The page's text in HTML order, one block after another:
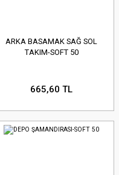
ARKA BASAMAK SAĞ SOL
TAKIM-SOFT 50
665,60 TL